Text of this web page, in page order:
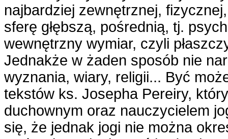
najbardziej zewnętrznej,
sferę głębszą, pośrednią, tj.
wewnętrzny wymiar, czyli
Jednakże w żaden sposób nie
wyznania, wiary, religii... Być
tekstów ks. Josepha Pereiry,
duchownym oraz nauczycielem
się, że jednak jogi nie można